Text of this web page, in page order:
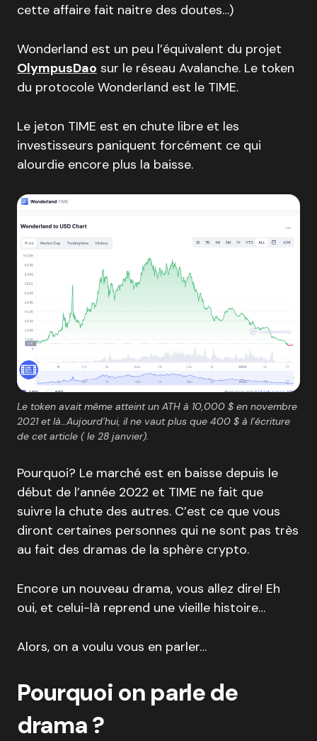
cette affaire fait naitre des doutes…)
Wonderland est un peu l’équivalent du projet
OlympusDao sur le réseau Avalanche. Le token
du protocole Wonderland est le TIME.
Le jeton TIME est en chute libre et les
investisseurs paniquent forcément ce qui
alourdie encore plus la baisse.
Le token avait même atteint un ATH à 10,000 $ en novembre
2021 et là…Aujourd’hui, il ne vaut plus que 400 $ à l’écriture
de cet article ( le 28 janvier).
Pourquoi? Le marché est en baisse depuis le
début de l’année 2022 et TIME ne fait que
suivre la chute des autres. C’est ce que vous
diront certaines personnes qui ne sont pas très
au fait des dramas de la sphère crypto.
Encore un nouveau drama, vous allez dire! Eh
oui, et celui-là reprend une vieille histoire…
Alors, on a voulu vous en parler…
Pourquoi on parle de
drama ?